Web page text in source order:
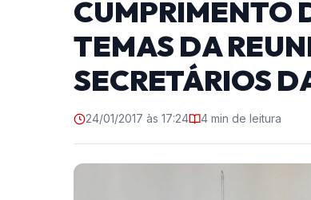
CUMPRIMENTO
TEMAS DA
SECRETÁRIOS
24/01/2017 às 17:24 4 min de leitura